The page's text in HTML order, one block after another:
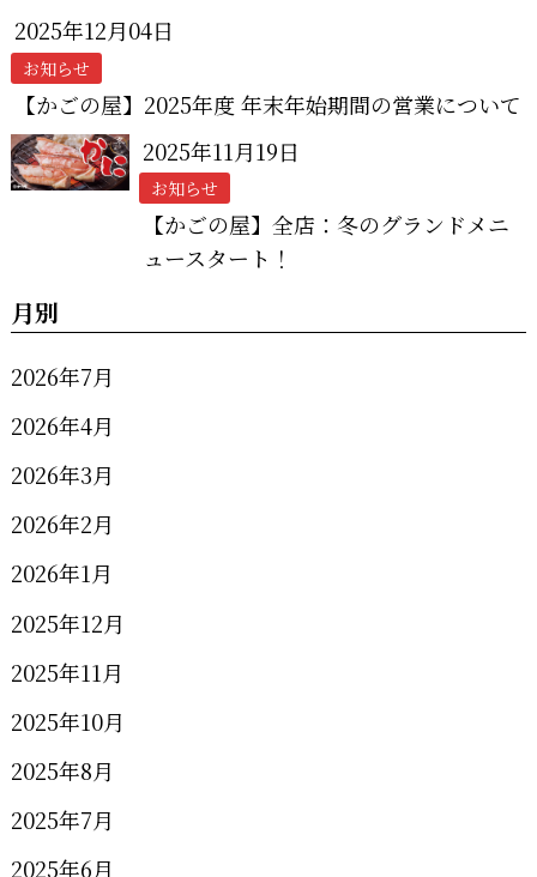
2025年12月04日
お知らせ
【かごの屋】2025年度 年末年始期間の営業について
2025年11月19日
お知らせ
【かごの屋】全店：冬のグランドメニ
ュースタート！
月別
2026年7月
2026年4月
2026年3月
2026年2月
2026年1月
2025年12月
2025年11月
2025年10月
2025年8月
2025年7月
2025年6月